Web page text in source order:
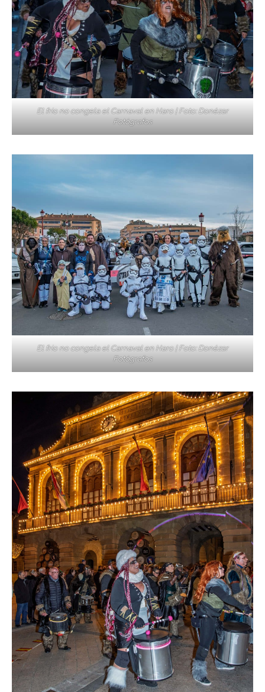
El frío no congela el Carnaval en Haro | Foto: Donézar
Fotógrafos
El frío no congela el Carnaval en Haro | Foto: Donézar
Fotógrafos